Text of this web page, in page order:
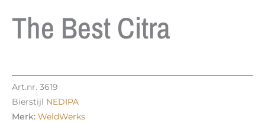
The Best Citra
Art.nr. 3619
Bierstijl NEDIPA
Merk: WeldWerks